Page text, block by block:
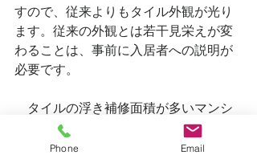
すので、従来よりもタイル外観が光り
ます。従来の外観とは若干見栄えが変
わることは、事前に入居者への説明が
必要です。
タイルの浮き補修面積が多いマンシ
ョンでは、検討してみる価値のある工
法だと思います。
Phone Email